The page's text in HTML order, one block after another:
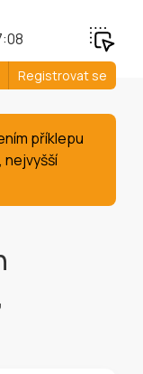
Registrovat se
příklepu
nejvyšší